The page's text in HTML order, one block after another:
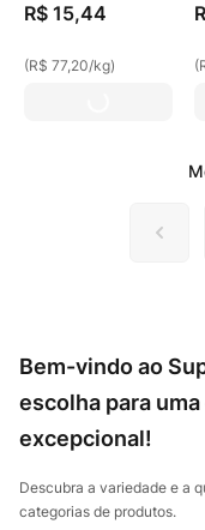
R$ 15,44
(R$ 77,20/kg) (
Bem-vindo ao
escolha para
excepcional!
Descubra a variedade e a
categorias de produtos.